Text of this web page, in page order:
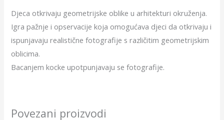
Djeca otkrivaju geometrijske oblike u arhitekturi okruženja.
Igra pažnje i opservacije koja omogućava djeci da otkrivaju i
ispunjavaju realistične fotografije s različitim geometrijskim
oblicima.
Bacanjem kocke upotpunjavaju se fotografije.
Povezani proizvodi